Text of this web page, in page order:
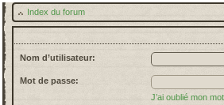
Index du forum
Nom d’utilisateur:
Mot de passe:
J’ai oublié mon